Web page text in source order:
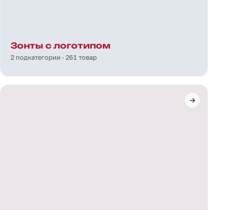
Зонты с логотипом
2 подкатегории · 261 товар